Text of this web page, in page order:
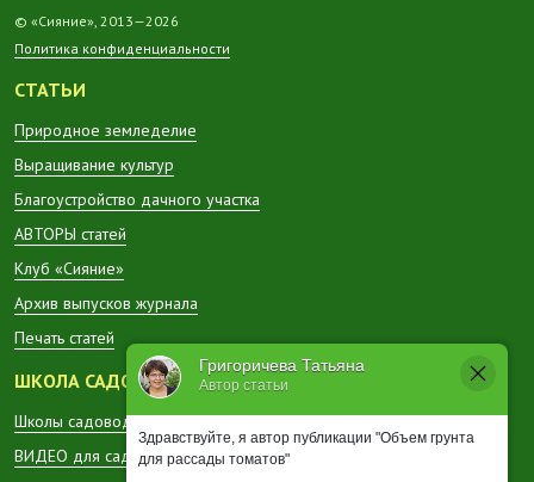
Григоричева Татьяна
Автор статьи
Здравствуйте, я автор публикации "Объем грунта
для рассады томатов"
© «Сияние», 2013—2026
Политика конфиденциальности
СТАТЬИ
Природное земледелие
Выращивание культур
Благоустройство дачного участка
АВТОРЫ статей
Клуб «Сияние»
Архив выпусков журнала
Печать статей
ШКОЛА САДОВОДА
Школы садоводов в регионах
ВИДЕО для садоводов